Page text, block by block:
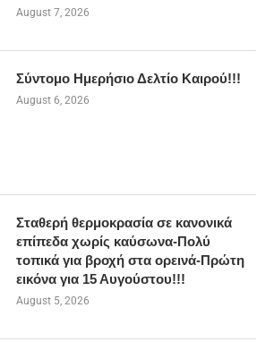
August 7, 2026
Σύντομο Ημερήσιο Δελτίο Καιρού!!!
August 6, 2026
Σταθερή θερμοκρασία σε κανονικά
επίπεδα χωρίς καύσωνα-Πολύ
τοπικά για βροχή στα ορεινά-Πρώτη
εικόνα για 15 Αυγούστου!!!
August 5, 2026